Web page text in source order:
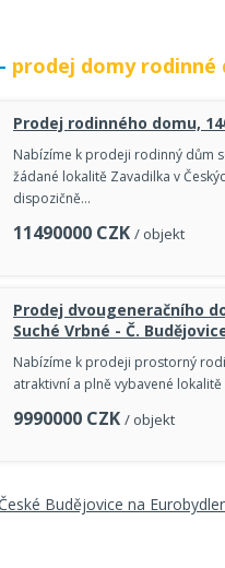
prodej domy rodinné
Prodej rodinného domu,
Nabízíme k prodeji rodinný dům
žádané lokalitě Zavadilka v
dispozičně…
11490000 CZK / objekt
Prodej dvougeneračního
Suché Vrbné - Č.
Nabízíme k prodeji prostorný
atraktivní a plně vybavené
9990000 CZK / objekt
Budějovice na